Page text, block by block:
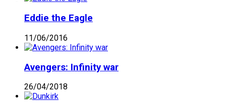
Eddie the Eagle
11/06/2016
Avengers: Infinity war
26/04/2018